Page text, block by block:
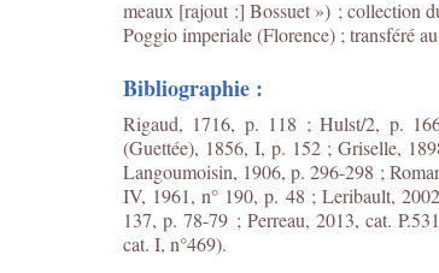
meaux [rajout :] Bossuet ») ; collection
Poggio imperiale (Florence) ; transféré
Bibliographie :
Rigaud, 1716, p. 118 ; Hulst/2, p.
(Guettée), 1856, I, p. 152 ; Griselle,
Langoumoisin, 1906, p. 296-298 ;
IV, 1961, n° 190, p. 48 ; Leribault,
137, p. 78-79 ; Perreau, 2013, cat.
cat. I, n°469).